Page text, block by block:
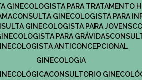
GINECOLOGISTA PARA TRATAMENTO
CONSULTA GINECOLOGISTA PARA
GINECOLOGISTA PARA JOVENS
PARA GRÁVIDAS
ANTICONCEPCIONAL
GINECOLOGIA
CONSULTORIO